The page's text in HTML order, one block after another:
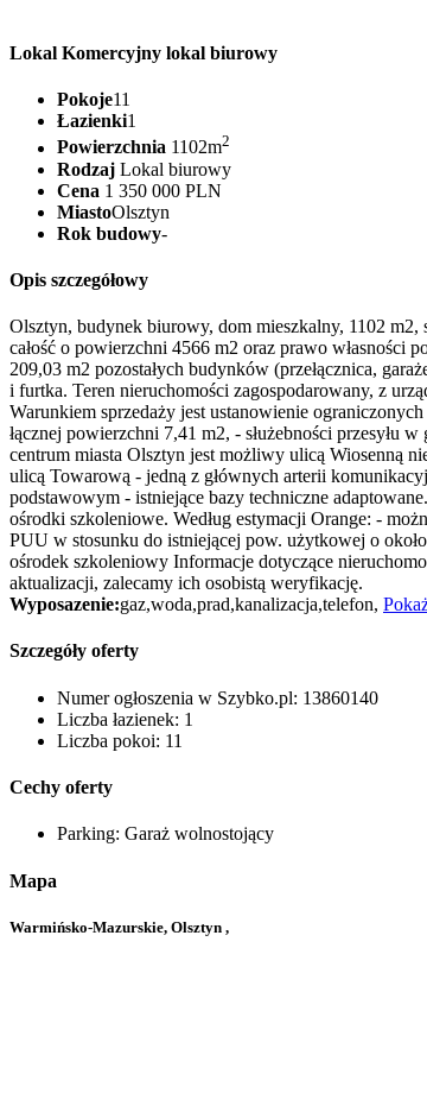
Lokal Komercyjny lokal biurowy
Pokoje11
Łazienki1
Powierzchnia 1102m2
Rodzaj Lokal biurowy
Cena 1 350 000 PLN
MiastoOlsztyn
Rok budowy-
Opis szczegółowy
Olsztyn, budynek biurowy, dom mieszkalny, 1102 m2,
całość o powierzchni 4566 m2 oraz prawo
209,03 m2 pozostałych budynków (przełącznica,
i furtka. Teren nieruchomości zagospodarowany, z
Warunkiem sprzedaży jest ustanowienie
łącznej powierzchni 7,41 m2, - służebności przesyłu
centrum miasta Olsztyn jest możliwy ulicą Wiosenną
ulicą Towarową - jedną z głównych arterii
podstawowym - istniejące bazy techniczne
ośrodki szkoleniowe. Według estymacji Orange: -
PUU w stosunku do istniejącej pow. użytkowej o
ośrodek szkoleniowy Informacje dotyczące
aktualizacji, zalecamy ich osobistą weryfikację.
Wyposazenie:gaz,woda,prad,kanalizacja,telefon,
Szczegóły oferty
Numer ogłoszenia w Szybko.pl: 13860140
Liczba łazienek: 1
Liczba pokoi: 11
Cechy oferty
Parking: Garaż wolnostojący
Mapa
Warmińsko-Mazurskie, Olsztyn ,